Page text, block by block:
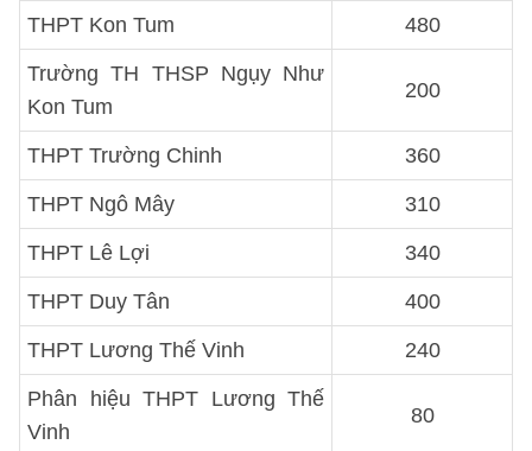
THPT Kon Tum 480
Trường TH THSP Ngụy Như
Kon Tum
200
THPT Trường Chinh 360
THPT Ngô Mây 310
THPT Lê Lợi 340
THPT Duy Tân 400
THPT Lương Thế Vinh 240
Phân hiệu THPT Lương Thế
Vinh
80